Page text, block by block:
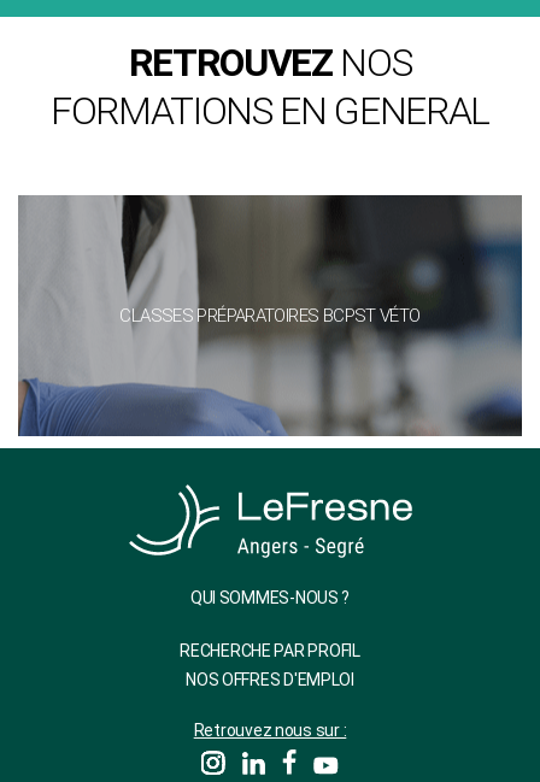
RETROUVEZ NOS
FORMATIONS EN GENERAL
BAC TECHNO SCIENCES ET TECHNOLOGIES DE L’AGRONOMIE ET
DU VIVANT (STAV)
QUI SOMMES-NOUS ?
RECHERCHE PAR PROFIL
NOS OFFRES D'EMPLOI
Retrouvez nous sur :